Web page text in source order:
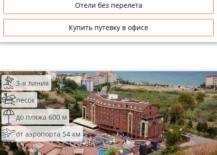
Отели без перелета
Купить путевку в офисе
3-я линия
песок
до пляжа 600 м
от аэропорта 54 км